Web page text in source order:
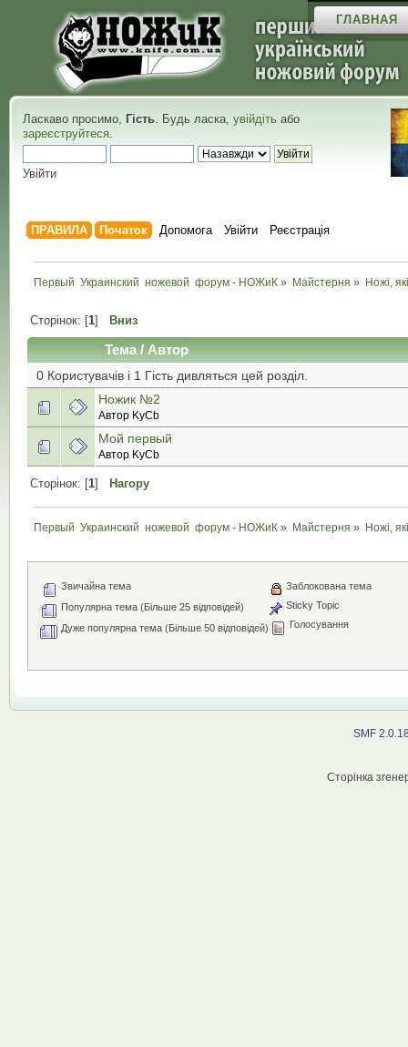
ГЛАВНАЯ
Ласкаво просимо, Гість. Будь ласка, увійдіть або
зареєструйтеся.
Увійти
ПРАВИЛА Початок Допомога Увійти Реєстрація
Первый  Украинский  ножевой  форум - НОЖиК » Майстерня » Ножі,
Сторінок: [1] Вниз
Тема/Автор
0 Користувачів і 1 Гість дивляться цей розділ.
Ножик №2
Автор KyCb
Мой первый
Автор KyCb
Сторінок: [1] Нагору
Первый  Украинский  ножевой  форум - НОЖиК » Майстерня » Ножі,
Звичайна тема
Популярна тема (Більше 25 відповідей)
Дуже популярна тема (Більше 50 відповідей)
Заблокована тема
Sticky Topic
Голосування
SMF
Сторінка